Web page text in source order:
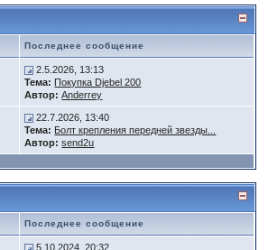
Последнее сообщение
2.5.2026, 13:13
Тема: Покупка Djebel 200
Автор: Anderrey
22.7.2026, 13:40
Тема: Болт крепления передней звезды...
Автор: send2u
Последнее сообщение
5.10.2024, 20:32